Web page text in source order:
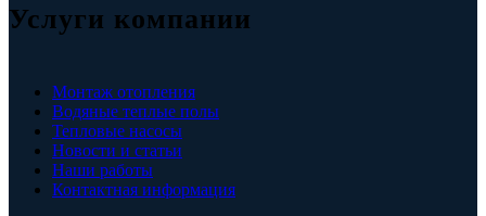
Услуги компании
Монтаж отопления
Водяные теплые полы
Тепловые насосы
Новости и статьи
Наши работы
Контактная информация